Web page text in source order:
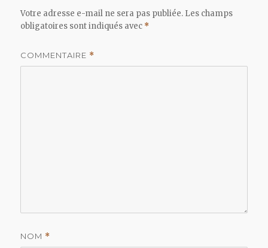
Votre adresse e-mail ne sera pas publiée. Les champs
obligatoires sont indiqués avec *
COMMENTAIRE *
NOM *